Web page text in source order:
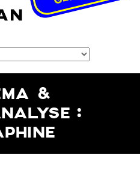
&
: